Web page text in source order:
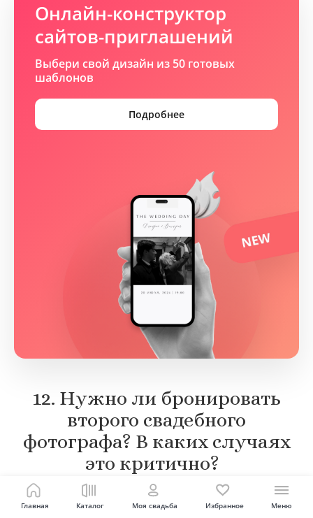
Главная Каталог Моя свадьба Избранное Меню
Онлайн-конструктор
сайтов-приглашений
Выбери свой дизайн из 50 готовых
шаблонов
Подробнее
12. Нужно ли бронировать
второго свадебного
фотографа? В каких случаях
это критично?
Это критично, если: